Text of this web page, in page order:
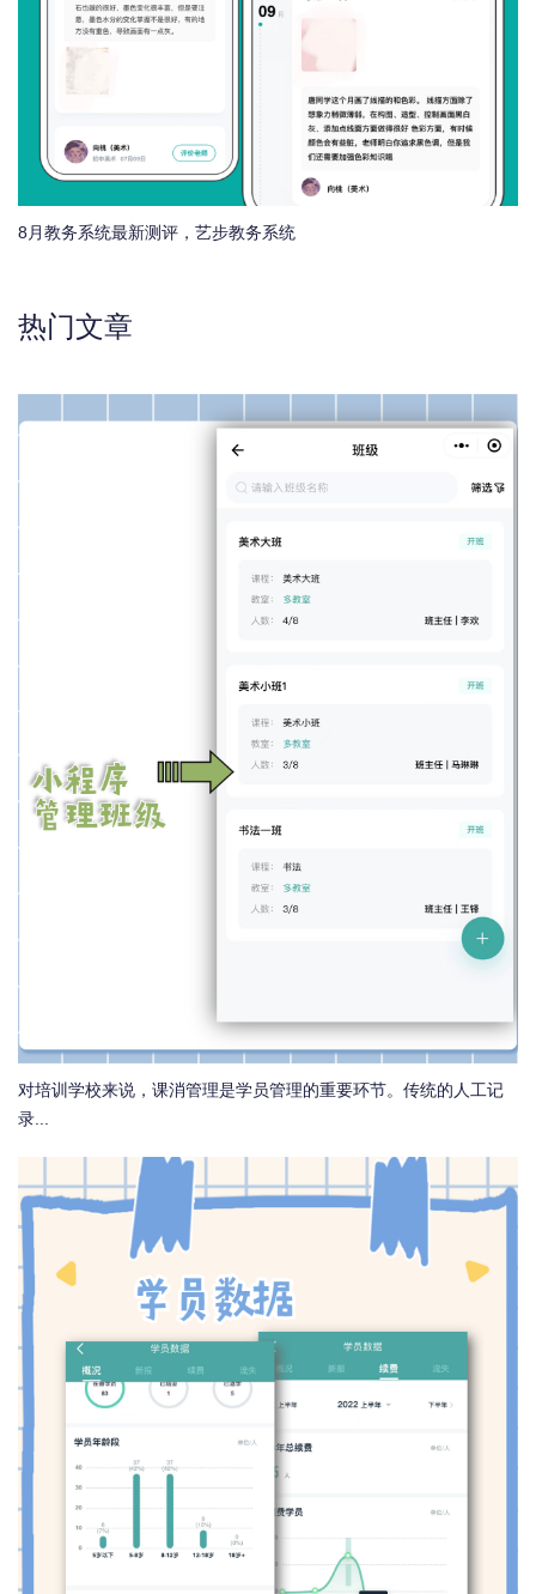
8月教务系统最新测评，艺步教务系统
热门文章
对培训学校来说，课消管理是学员管理的重要环节。传统的人工记
录...